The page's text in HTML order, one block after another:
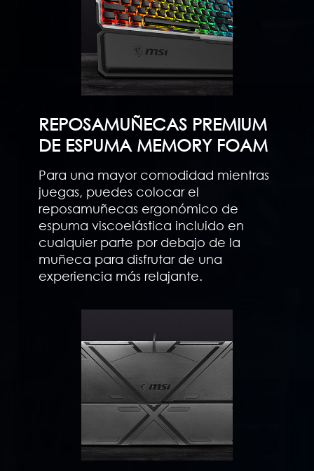
REPOSAMUÑECAS PREMIUM
DE ESPUMA MEMORY FOAM
Para una mayor comodidad mientras
juegas, puedes colocar el
reposamuñecas ergonómico de
espuma viscoelástica incluido en
cualquier parte por debajo de la
muñeca para disfrutar de una
experiencia más relajante.